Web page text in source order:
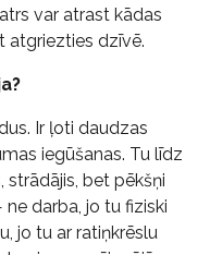
var atrast kādas
atgriezties dzīvē.
Ir ļoti daudzas
iegūšanas. Tu līdz
strādājis, bet pēkšņi
darba, jo tu fiziski
jo tu ar ratiņkrēslu